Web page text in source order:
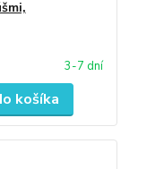
3-7 dní
košíka